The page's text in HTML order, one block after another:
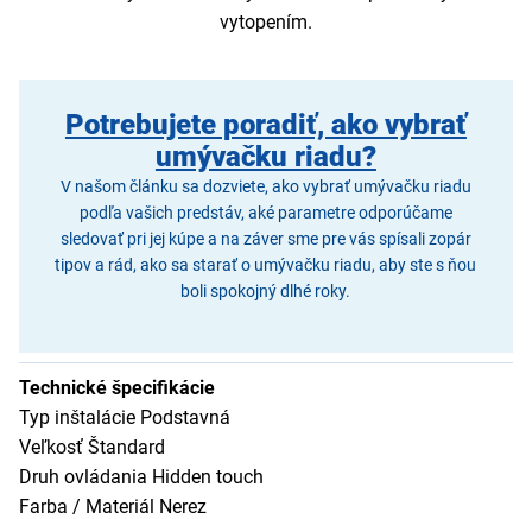
vytopením.
Potrebujete poradiť, ako vybrať
umývačku riadu?
V našom článku sa dozviete, ako vybrať umývačku riadu
podľa vašich predstáv, aké parametre odporúčame
sledovať pri jej kúpe a na záver sme pre vás spísali zopár
tipov a rád, ako sa starať o umývačku riadu, aby ste s ňou
boli spokojný dlhé roky.
Technické špecifikácie
Typ inštalácie Podstavná
Veľkosť Štandard
Druh ovládania Hidden touch
Farba / Materiál Nerez